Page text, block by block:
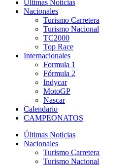
Últimas Noticias
Nacionales
Turismo Carretera
Turismo Nacional
TC2000
Top Race
Internacionales
Formula 1
Fórmula 2
Indycar
MotoGP
Nascar
Calendario
CAMPEONATOS
Últimas Noticias
Nacionales
Turismo Carretera
Turismo Nacional